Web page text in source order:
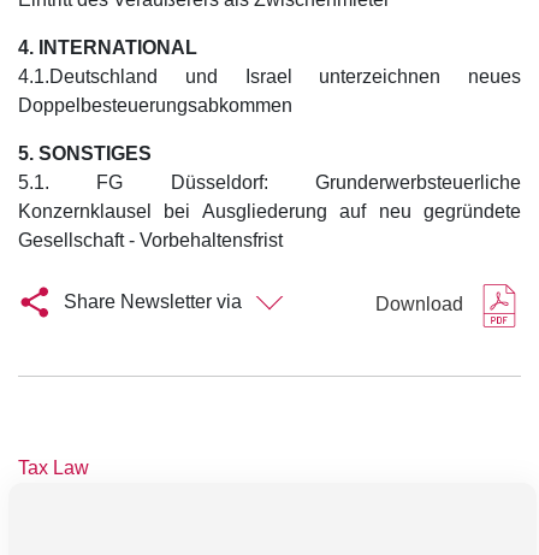
4. INTERNATIONAL
4.1.Deutschland und Israel unterzeichnen neues
Doppelbesteuerungsabkommen
5. SONSTIGES
5.1. FG Düsseldorf: Grunderwerbsteuerliche
Konzernklausel bei Ausgliederung auf neu gegründete
Gesellschaft - Vorbehaltensfrist
Share Newsletter via Download
Tax Law